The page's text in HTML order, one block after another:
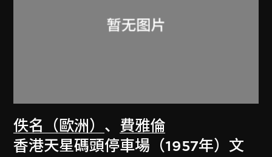
佚名（歐洲） 、 費雅倫
香港天星碼頭停車場（1957年）文